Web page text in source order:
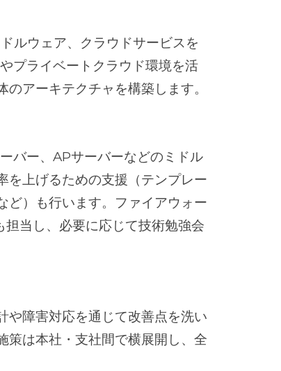
ルウェア、クラウドサービスを
プライベートクラウド環境を活
アーキテクチャを構築します。
バー、APサーバーなどのミドル
を上げるための支援（テンプレー
ど）も行います。ファイアウォー
当し、必要に応じて技術勉強会
や障害対応を通じて改善点を洗い
策は本社・支社間で横展開し、全